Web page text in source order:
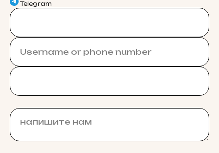
Telegram